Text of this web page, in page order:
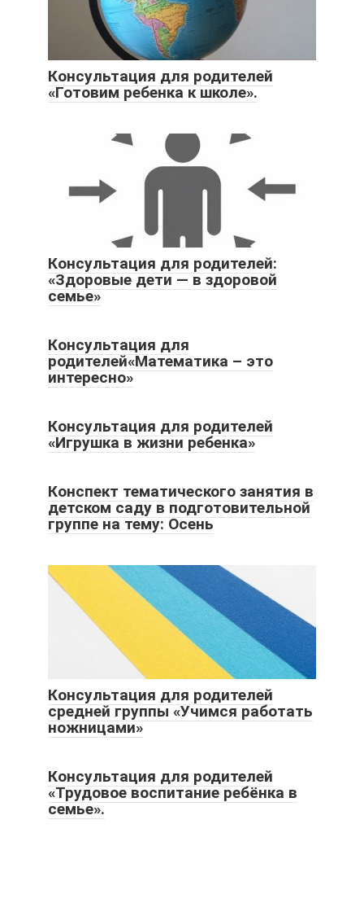
Консультация для родителей
«Готовим ребенка к школе».
Консультация для родителей:
«Здоровые дети — в здоровой
семье»
Консультация для
родителей«Математика – это
интересно»
Консультация для родителей
«Игрушка в жизни ребенка»
Конспект тематического занятия в
детском саду в подготовительной
группе на тему: Осень
Консультация для родителей
средней группы «Учимся работать
ножницами»
Консультация для родителей
«Трудовое воспитание ребёнка в
семье».